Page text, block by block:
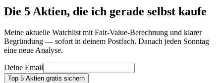
Die 5 Aktien, die ich gerade selbst kaufe
Meine aktuelle Watchlist mit Fair-Value-Berechnung und klarer
Begründung — sofort in deinem Postfach. Danach jeden Sonntag
eine neue Analyse.
Deine Email
Top 5 Aktien gratis sichern